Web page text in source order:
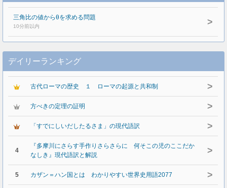
三角比の値からθを求める問題
10分前以内 >
デイリーランキング
古代ローマの歴史 １ ローマの起源と共和制 >
方べきの定理の証明 >
「すでにしいだしたるさま」の現代語訳 >
4
『多摩川にさらす手作りさらさらに 何そこの児のここだか
なしき』現代語訳と解説
>
5 カザン＝ハン国とは わかりやすい世界史用語2077 >